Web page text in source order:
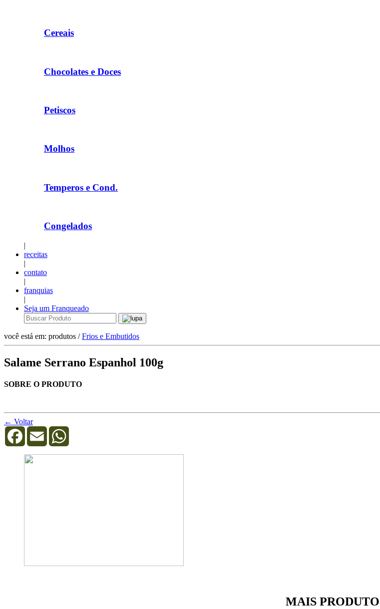
Cereais
Chocolates e Doces
Petiscos
Molhos
Temperos e Cond.
Congelados
|
receitas
|
contato
|
franquias
|
Seja um Franqueado
você está em: produtos /Frios e Embutidos
Salame Serrano Espanhol 100g
SOBRE O PRODUTO
← Voltar
FacebookEmail
MAIS